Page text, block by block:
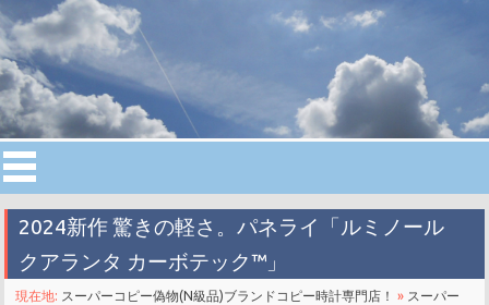
2024新作 驚きの軽さ。パネライ「ルミノール
クアランタ カーボテック™」
現在地: スーパーコピー偽物(N級品)ブランドコピー時計専門店！ » スーパー